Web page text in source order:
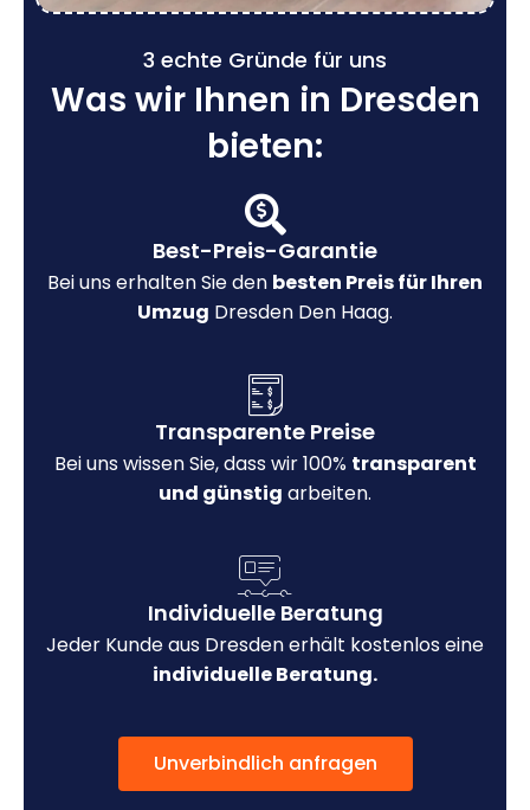
3 echte Gründe für uns
Was wir Ihnen in Dresden
bieten:
Best-Preis-Garantie
Bei uns erhalten Sie den besten Preis für Ihren
Umzug Dresden Den Haag.
Transparente Preise
Bei uns wissen Sie, dass wir 100% transparent
und günstig arbeiten.
Individuelle Beratung
Jeder Kunde aus Dresden erhält kostenlos eine
individuelle Beratung.
Unverbindlich anfragen